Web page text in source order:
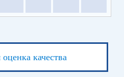
качества